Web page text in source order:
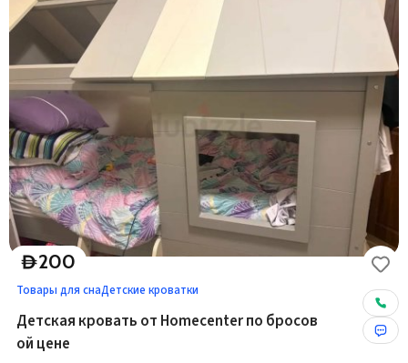
D200
Товары для снаДетские кроватки
Детская кровать от Homecenter по бросов
ой цене